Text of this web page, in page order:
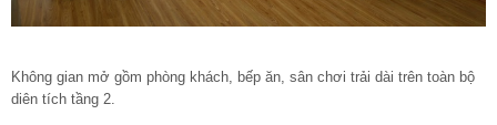
Không gian mở gồm phòng khách, bếp ăn, sân chơi trải dài trên toàn bộ
diên tích tầng 2.